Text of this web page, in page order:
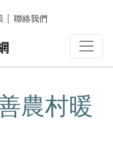
聯絡我們
農村暖